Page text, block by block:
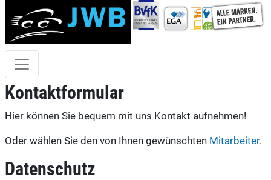
Kontaktformular
Hier können Sie bequem mit uns Kontakt aufnehmen!
Oder wählen Sie den von Ihnen gewünschten Mitarbeiter.
Datenschutz